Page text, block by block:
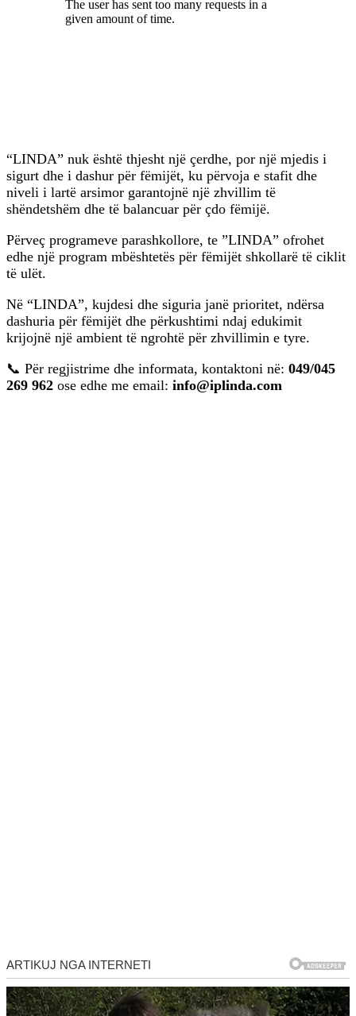
“LINDA” nuk është thjesht një çerdhe, por një mjedis i
sigurt dhe i dashur për fëmijët, ku përvoja e stafit dhe
niveli i lartë arsimor garantojnë një zhvillim të
shëndetshëm dhe të balancuar për çdo fëmijë.
Përveç programeve parashkollore, te ”LINDA” ofrohet
edhe një program mbështetës për fëmijët shkollarë të ciklit
të ulët.
Në “LINDA”, kujdesi dhe siguria janë prioritet, ndërsa
dashuria për fëmijët dhe përkushtimi ndaj edukimit
krijojnë një ambient të ngrohtë për zhvillimin e tyre.
📞 Për regjistrime dhe informata, kontaktoni në: 049/045
269 962 ose edhe me email: info@iplinda.com